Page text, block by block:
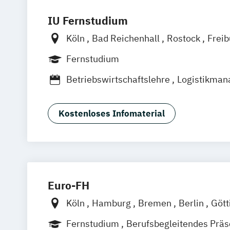
IU Fernstudium
Köln Bad Reichenhall Rostock
Frankfurt am Main
Oberhausen Offenbach Saarbrücken
Friedrichshafen Klagenfurt
Trier Würzburg Chemnitz
Fernstudium
Betriebswirtschaftslehre
Kostenloses Infomaterial
Euro-FH
Köln Hamburg Bremen Berlin
Frankfurt am Main
Leipzig München
Fernstudium
Berufsbegleitendes